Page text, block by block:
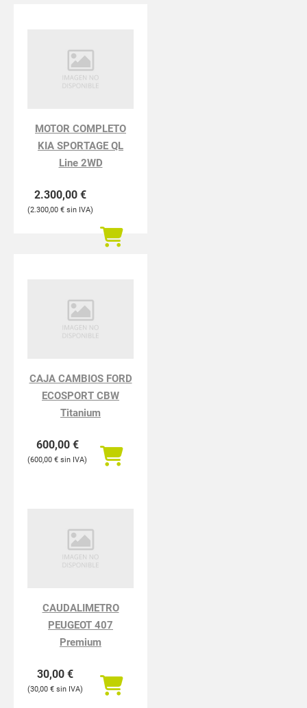
MOTOR COMPLETO
KIA SPORTAGE QL
Line 2WD
2.300,00 €
2.300,00 €
CAJA CAMBIOS FORD
ECOSPORT CBW
Titanium
600,00 €
600,00 €
CAUDALIMETRO
PEUGEOT 407
Premium
30,00 €
30,00 €